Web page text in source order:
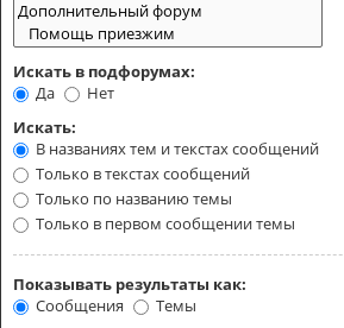
Искать в подфорумах:
Да
Нет
Искать:
В названиях тем и текстах сообщений
Только в текстах сообщений
Только по названию темы
Только в первом сообщении темы
Показывать результаты как:
Сообщения
Темы